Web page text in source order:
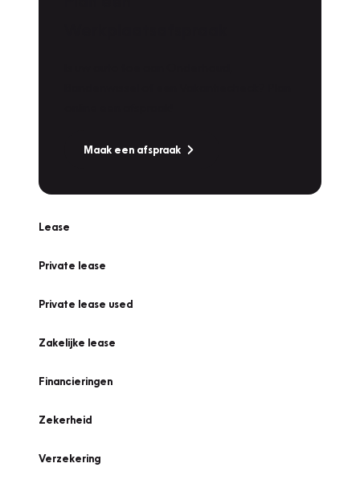
Maak een afspraak
Lease
Private lease
Private lease used
Zakelijke lease
Financieringen
Zekerheid
Verzekering